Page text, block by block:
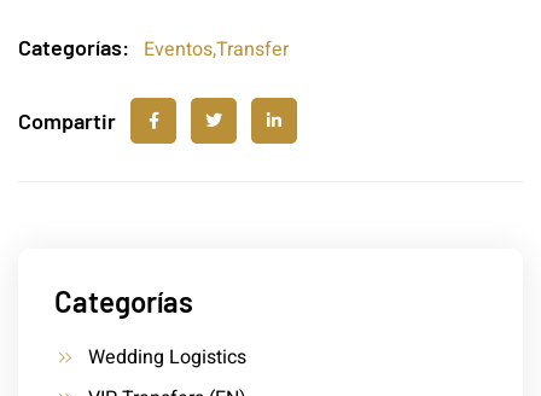
Categorías
Wedding Logistics
Categorías: Eventos,Transfer
Compartir